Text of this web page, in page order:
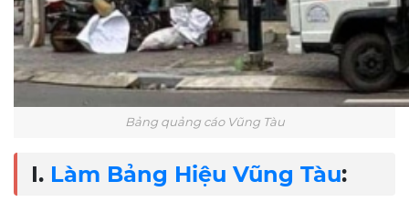
Bảng quảng cáo Vũng Tàu
I. Làm Bảng Hiệu Vũng Tàu: